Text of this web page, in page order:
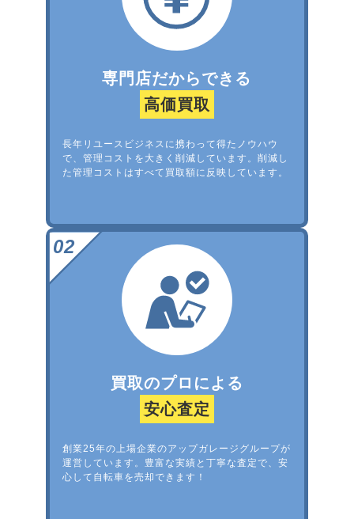
専門店だからできる
高価買取
長年リユースビジネスに携わって得たノウハウ
で、管理コストを大きく削減しています。削減し
た管理コストはすべて買取額に反映しています。
買取のプロによる
安心査定
創業25年の上場企業のアップガレージグループが
運営しています。豊富な実績と丁寧な査定で、安
心して自転車を売却できます！